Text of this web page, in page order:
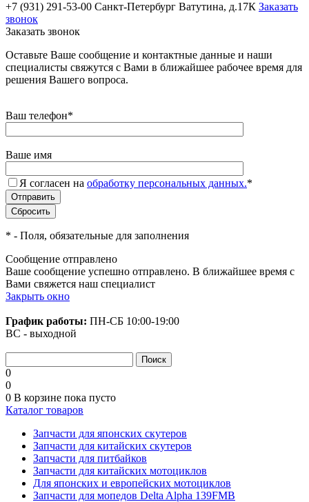
+7 (931) 291-53-00 Санкт-Петербург Ватутина, д.17К Заказать
звонок
Заказать звонок
Оставьте Ваше сообщение и контактные данные и наши
специалисты свяжутся с Вами в ближайшее рабочее время для
решения Вашего вопроса.
Ваш телефон*
Ваше имя
Я согласен на обработку персональных данных.*
* - Поля, обязательные для заполнения
Сообщение отправлено
Ваше сообщение успешно отправлено. В ближайшее время с
Вами свяжется наш специалист
Закрыть окно
График работы: ПН-СБ 10:00-19:00
ВС - выходной
0
0
0 В корзине пока пусто
Каталог товаров
Запчасти для японских скутеров
Запчасти для китайских скутеров
Запчасти для питбайков
Запчасти для китайских мотоциклов
Для японских и европейских мотоциклов
Запчасти для мопедов Delta Alpha 139FMB